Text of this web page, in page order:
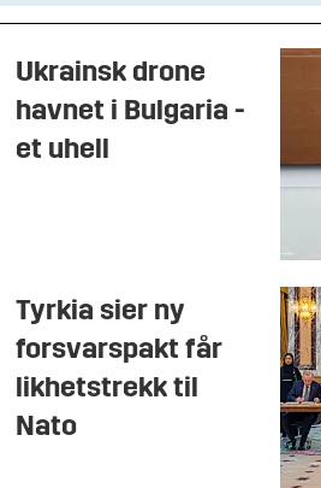
Ukrainsk drone
havnet i Bulgaria -
et uhell
Tyrkia sier ny
forsvarspakt får
likhetstrekk til
Nato